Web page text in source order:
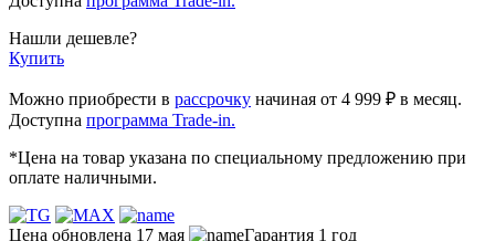
Нашли дешевле?
Купить
Можно приобрести в рассрочку начиная от 4 999 ₽ в месяц.
Доступна программа Trade-in.
*Цена на товар указана по специальному предложению при
оплате наличными.
Цена обновлена 17 мая Гарантия 1 год